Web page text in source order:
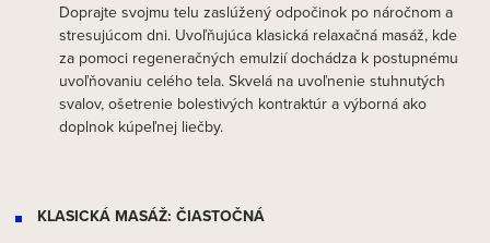
Doprajte svojmu telu zaslúžený odpočinok po náročnom a
stresujúcom dni. Uvoľňujúca klasická relaxačná masáž, kde
za pomoci regeneračných emulzií dochádza k postupnému
uvoľňovaniu celého tela. Skvelá na uvoľnenie stuhnutých
svalov, ošetrenie bolestivých kontraktúr a výborná ako
doplnok kúpeľnej liečby.
KLASICKÁ MASÁŽ: ČIASTOČNÁ